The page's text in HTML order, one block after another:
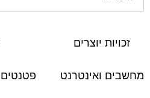
זכויות יוצרים
מחשבים ואינטרנט פטנטים